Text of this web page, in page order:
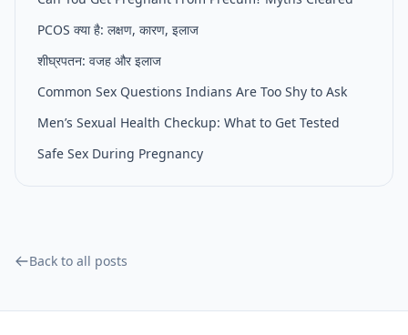
PCOS क्या है: लक्षण, कारण, इलाज
शीघ्रपतन: वजह और इलाज
Common Sex Questions Indians Are Too Shy to Ask
Men’s Sexual Health Checkup: What to Get Tested
Safe Sex During Pregnancy
Back to all posts